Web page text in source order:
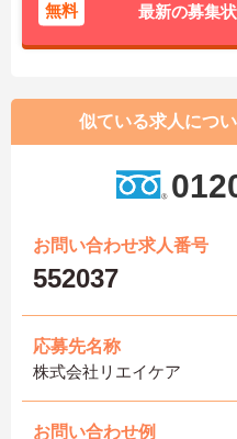
無料 最新の募集
似ている求人につ
お問い合わせ求人番号
552037
応募先名称
株式会社リエイケア
お問い合わせ例